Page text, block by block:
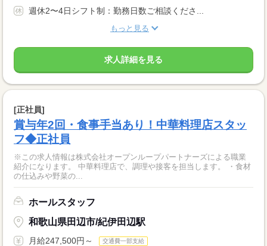
週休2〜4日シフト制：勤務日数ご相談くださ...
もっと見る
求人詳細を見る
[正社員]
賞与年2回・食事手当あり！中華料理店スタッ
フ◆正社員
※この求人情報は株式会社オープンループパートナーズによる職業
紹介になります。 中華料理店で、調理や接客を担当します。 ・食材
の仕込みや野菜の...
ホールスタッフ
和歌山県田辺市/紀伊田辺駅
月給247,500円～ 交通費一部支給